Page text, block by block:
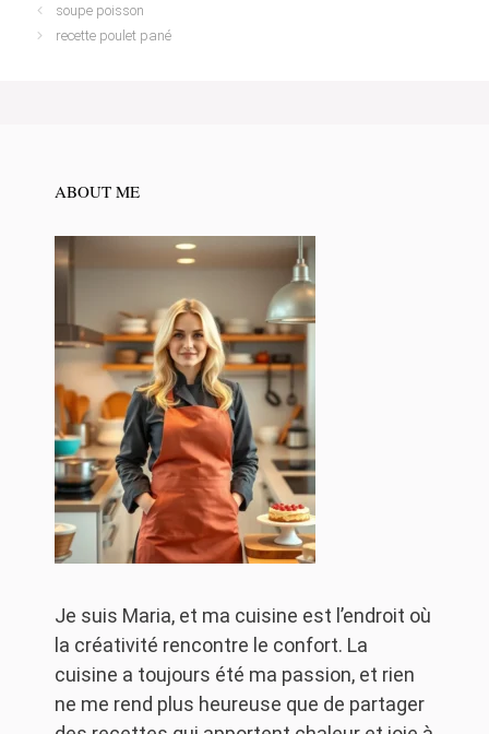
soupe poisson
recette poulet pané
ABOUT ME
Je suis Maria, et ma cuisine est l’endroit où
la créativité rencontre le confort. La
cuisine a toujours été ma passion, et rien
ne me rend plus heureuse que de partager